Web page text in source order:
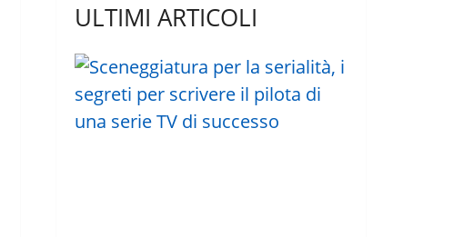
ULTIMI ARTICOLI